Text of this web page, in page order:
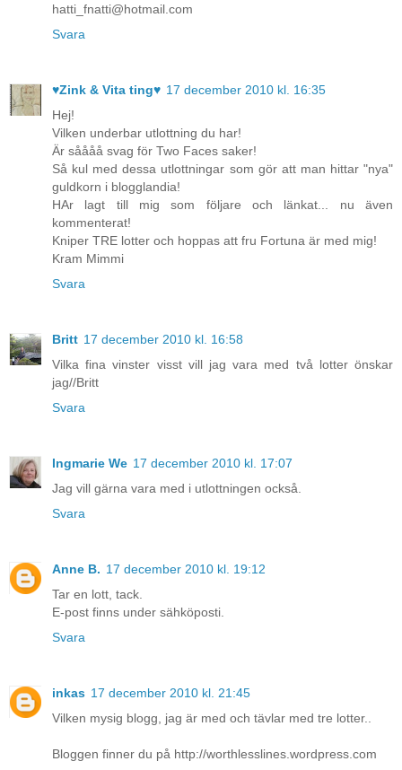
hatti_fnatti@hotmail.com
Svara
♥Zink & Vita ting♥ 17 december 2010 kl. 16:35
Hej!
Vilken underbar utlottning du har!
Är såååå svag för Two Faces saker!
Så kul med dessa utlottningar som gör att man hittar "nya"
guldkorn i blogglandia!
HAr lagt till mig som följare och länkat... nu även
kommenterat!
Kniper TRE lotter och hoppas att fru Fortuna är med mig!
Kram Mimmi
Svara
Britt 17 december 2010 kl. 16:58
Vilka fina vinster visst vill jag vara med två lotter önskar
jag//Britt
Svara
Ingmarie We 17 december 2010 kl. 17:07
Jag vill gärna vara med i utlottningen också.
Svara
Anne B. 17 december 2010 kl. 19:12
Tar en lott, tack.
E-post finns under sähköposti.
Svara
inkas 17 december 2010 kl. 21:45
Vilken mysig blogg, jag är med och tävlar med tre lotter..
Bloggen finner du på http://worthlesslines.wordpress.com